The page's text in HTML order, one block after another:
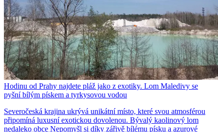
Hodinu od Prahy najdete pláž jako z exotiky. Lom Maledivy se
pyšní bílým pískem a tyrkysovou vodou
Severočeská krajina ukrývá unikátní místo, které svou atmosférou
připomíná luxusní exotickou dovolenou. Bývalý kaolinový lom
nedaleko obce Nepomyšl si díky zářivě bílému písku a azurové